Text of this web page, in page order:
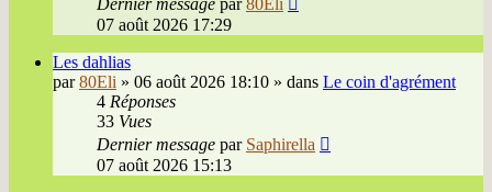
Dernier message par80Eli
07 août 2026 17:29
Les dahlias
par80Eli » 06 août 2026 18:10 » dans Le coin d'agrément
4 Réponses
33 Vues
Dernier message par Saphirella
07 août 2026 15:13